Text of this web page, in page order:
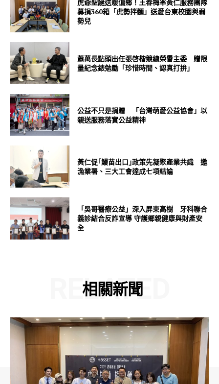
虎爺聖誕送暖偏鄉！王春梅率黃仁服務團隊
募捐360箱「虎勢拌麵」送愛台東校園與弱
勢兒
蕭萬長點頭出任張啓楷競總榮譽主委 贈限
量紀念錶勉勵「珍惜時間、認真打拚」
公益不只是捐贈 「台灣萌愛公益協會」以
親送服務落實公益精神
黃仁促｢鰻苗出口｣政策先凝聚產業共識 邀
漁業署、三大工會達成七項結論
「吳哥醫療公益」深入屏東高樹 牙科聯合
義診結合反詐宣導 守護鄉親健康與財產安
全
相關新聞
RELATED